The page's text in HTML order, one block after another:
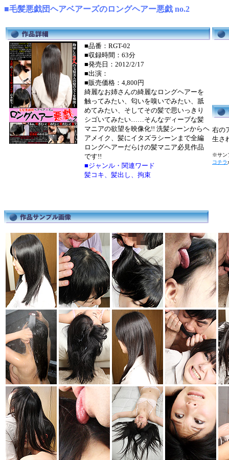
■毛髪悪戯団ヘアベアーズのロングヘアー悪戯 no.2
■品番：RGT-02
■収録時間：63分
■発売日：2012/2/17
■出演：
■販売価格：4,800円
綺麗なお姉さんの綺麗なロングヘアーを
触ってみたい、匂いを嗅いでみたい、舐
めてみたい、そしてその髪で思いっきり
シゴいてみたい……そんなディープな髪
マニアの欲望を映像化!! 洗髪シーンからヘ
アメイク、髪にイタズラシーンまで全編
ロングヘアーだらけの髪マニア必見作品
です!!
■ジャンル・関連ワード
髪コキ、髪出し、拘束
右の
生さ
※サン
コチラ